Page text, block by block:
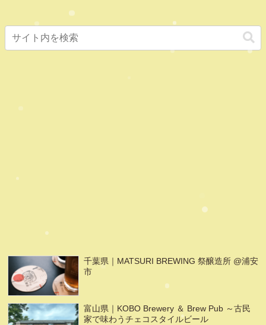
千葉県｜MATSURI BREWING 祭醸造所 @浦安
市
富山県｜KOBO Brewery ＆ Brew Pub ～古民
家で味わうチェコスタイルビール